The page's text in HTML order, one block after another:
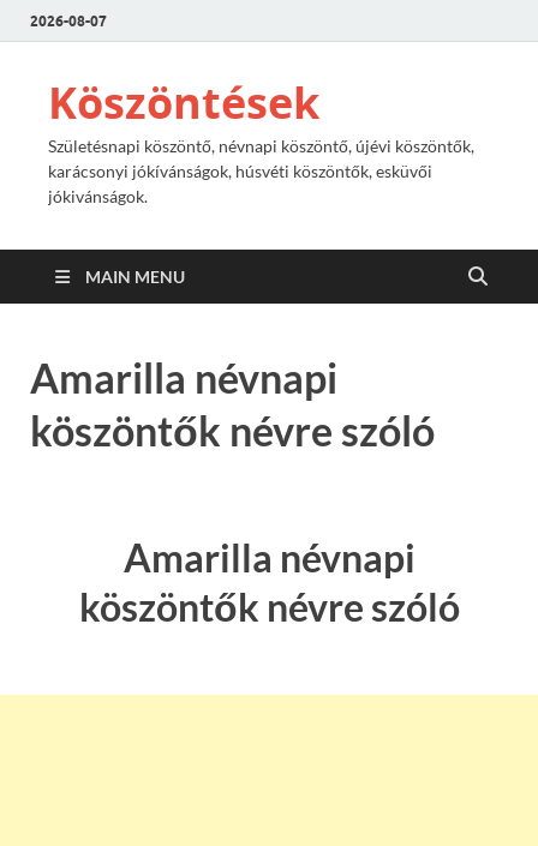
2026-08-07
Köszöntések
Születésnapi köszöntő, névnapi köszöntő, újévi köszöntők,
karácsonyi jókívánságok, húsvéti köszöntők, esküvői
jókivánságok.
MAIN MENU
Amarilla névnapi
köszöntők névre szóló
Amarilla névnapi
köszöntők névre szóló